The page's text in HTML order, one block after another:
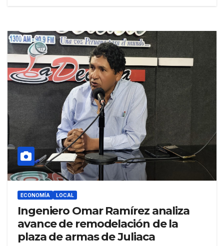
ECONOMÍA LOCAL
Ingeniero Omar Ramírez analiza
avance de remodelación de la
plaza de armas de Juliaca